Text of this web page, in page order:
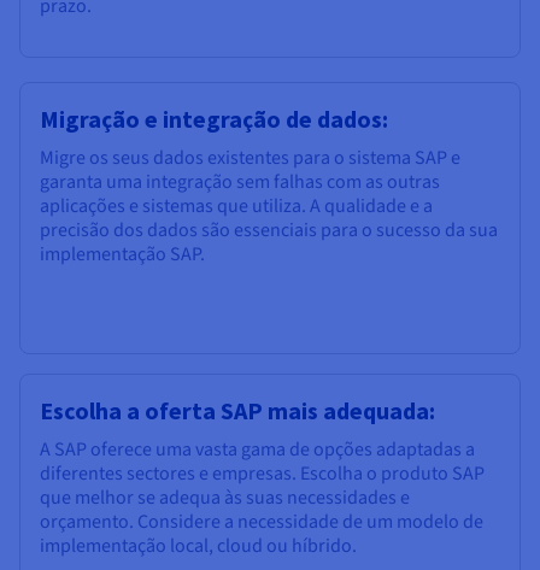
prazo.
Migração e integração de dados:
Migre os seus dados existentes para o sistema SAP e
garanta uma integração sem falhas com as outras
aplicações e sistemas que utiliza. A qualidade e a
precisão dos dados são essenciais para o sucesso da sua
implementação SAP.
Escolha a oferta SAP mais adequada:
A SAP oferece uma vasta gama de opções adaptadas a
diferentes sectores e empresas. Escolha o produto SAP
que melhor se adequa às suas necessidades e
orçamento. Considere a necessidade de um modelo de
implementação local, cloud ou híbrido.